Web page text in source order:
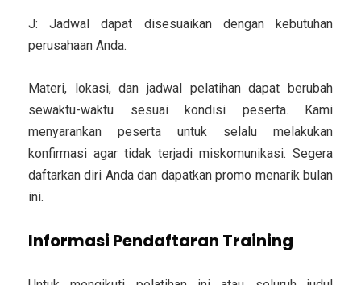
J: Jadwal dapat disesuaikan dengan kebutuhan
perusahaan Anda.
Materi, lokasi, dan jadwal pelatihan dapat berubah
sewaktu-waktu sesuai kondisi peserta. Kami
menyarankan peserta untuk selalu melakukan
konfirmasi agar tidak terjadi miskomunikasi. Segera
daftarkan diri Anda dan dapatkan promo menarik bulan
ini.
Informasi Pendaftaran Training